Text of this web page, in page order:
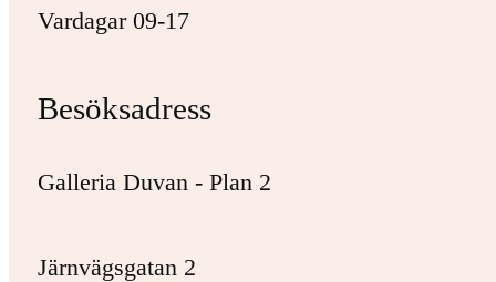
Vardagar 09-17
Besöksadress
Galleria Duvan - Plan 2
Järnvägsgatan 2